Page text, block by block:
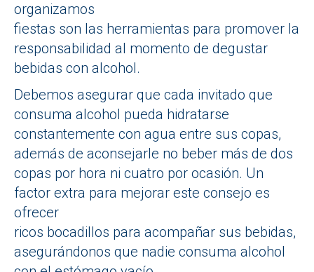
organizamos
fiestas son las herramientas para promover la
responsabilidad al momento de degustar
bebidas con alcohol.
Debemos asegurar que cada invitado que
consuma alcohol pueda hidratarse
constantemente con agua entre sus copas,
además de aconsejarle no beber más de dos
copas por hora ni cuatro por ocasión. Un
factor extra para mejorar este consejo es
ofrecer
ricos bocadillos para acompañar sus bebidas,
asegurándonos que nadie consuma alcohol